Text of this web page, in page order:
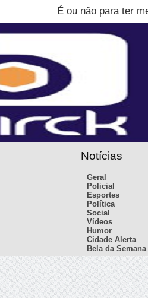
É ou não para ter
Notícias
Geral
Policial
Esportes
Política
Social
Vídeos
Humor
Cidade Alerta
Bela da Semana